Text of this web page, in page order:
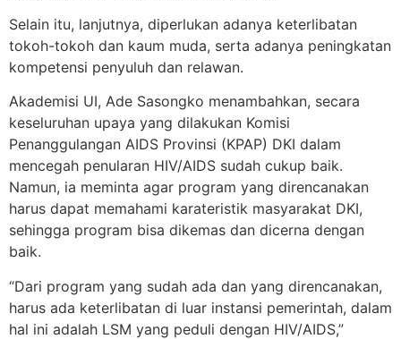
Selain itu, lanjutnya, diperlukan adanya keterlibatan
tokoh-tokoh dan kaum muda, serta adanya peningkatan
kompetensi penyuluh dan relawan.
Akademisi UI, Ade Sasongko menambahkan, secara
keseluruhan upaya yang dilakukan Komisi
Penanggulangan AIDS Provinsi (KPAP) DKI dalam
mencegah penularan HIV/AIDS sudah cukup baik.
Namun, ia meminta agar program yang direncanakan
harus dapat memahami karateristik masyarakat DKI,
sehingga program bisa dikemas dan dicerna dengan
baik.
“Dari program yang sudah ada dan yang direncanakan,
harus ada keterlibatan di luar instansi pemerintah, dalam
hal ini adalah LSM yang peduli dengan HIV/AIDS,”